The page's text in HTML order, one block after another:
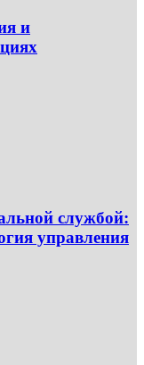
и
службой:
управления